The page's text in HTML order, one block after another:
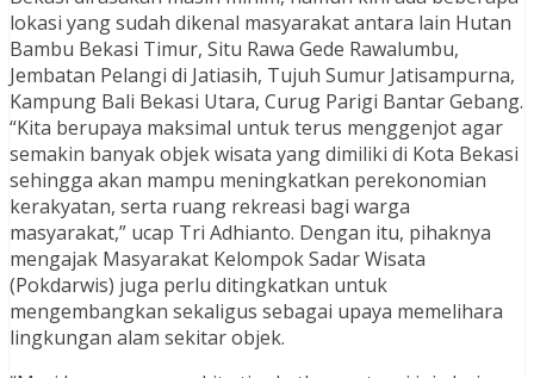
lokasi yang sudah dikenal masyarakat antara lain Hutan
Bambu Bekasi Timur, Situ Rawa Gede Rawalumbu,
Jembatan Pelangi di Jatiasih, Tujuh Sumur Jatisampurna,
Kampung Bali Bekasi Utara, Curug Parigi Bantar Gebang.
“Kita berupaya maksimal untuk terus menggenjot agar
semakin banyak objek wisata yang dimiliki di Kota Bekasi
sehingga akan mampu meningkatkan perekonomian
kerakyatan, serta ruang rekreasi bagi warga
masyarakat,” ucap Tri Adhianto. Dengan itu, pihaknya
mengajak Masyarakat Kelompok Sadar Wisata
(Pokdarwis) juga perlu ditingkatkan untuk
mengembangkan sekaligus sebagai upaya memelihara
lingkungan alam sekitar objek.